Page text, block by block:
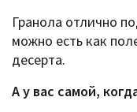
Гранола отлично
можно есть как
десерта.
А у вас самой,